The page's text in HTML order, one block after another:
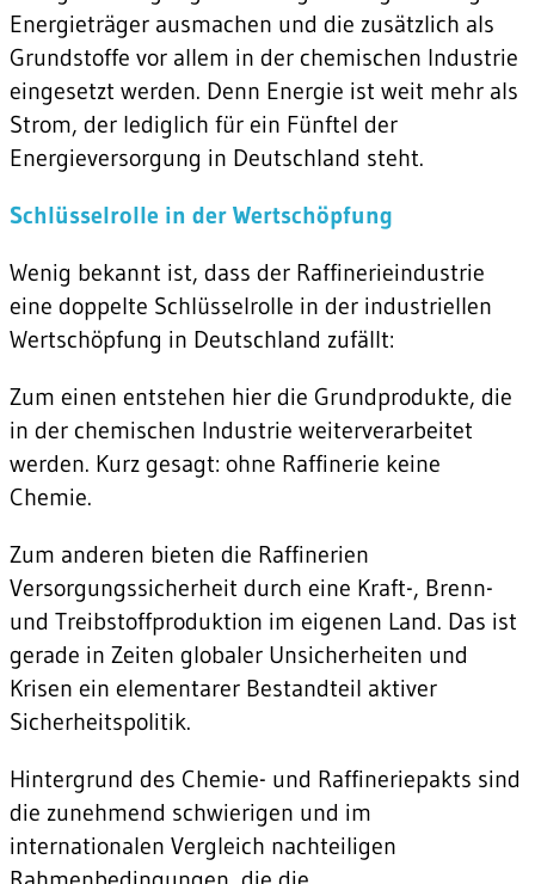
Energieträger ausmachen und die zusätzlich als
Grundstoffe vor allem in der chemischen Industrie
eingesetzt werden. Denn Energie ist weit mehr als
Strom, der lediglich für ein Fünftel der
Energieversorgung in Deutschland steht.
Schlüsselrolle in der Wertschöpfung
Wenig bekannt ist, dass der Raffinerieindustrie
eine doppelte Schlüsselrolle in der industriellen
Wertschöpfung in Deutschland zufällt:
Zum einen entstehen hier die Grundprodukte, die
in der chemischen Industrie weiterverarbeitet
werden. Kurz gesagt: ohne Raffinerie keine
Chemie.
Zum anderen bieten die Raffinerien
Versorgungssicherheit durch eine Kraft-, Brenn-
und Treibstoffproduktion im eigenen Land. Das ist
gerade in Zeiten globaler Unsicherheiten und
Krisen ein elementarer Bestandteil aktiver
Sicherheitspolitik.
Hintergrund des Chemie- und Raffineriepakts sind
die zunehmend schwierigen und im
internationalen Vergleich nachteiligen